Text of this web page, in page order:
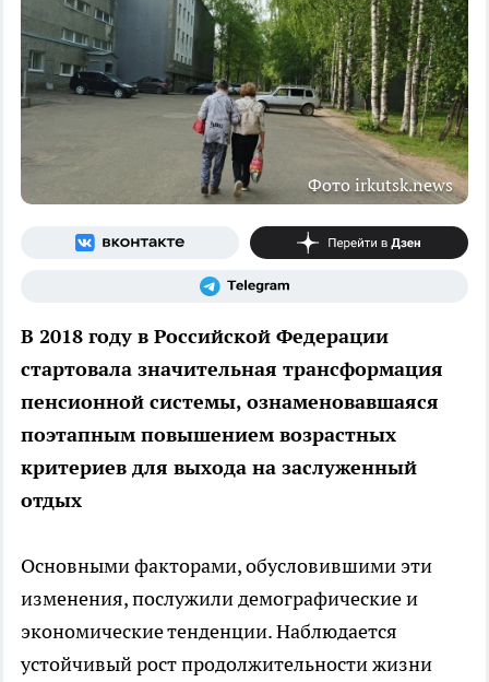
Фото irkutsk.news
В 2018 году в Российской Федерации
стартовала значительная трансформация
пенсионной системы, ознаменовавшаяся
поэтапным повышением возрастных
критериев для выхода на заслуженный
отдых
Основными факторами, обусловившими эти
изменения, послужили демографические и
экономические тенденции. Наблюдается
устойчивый рост продолжительности жизни